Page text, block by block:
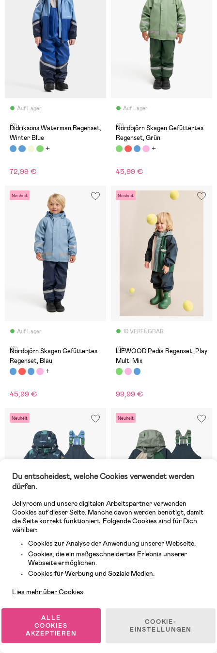
Auf Lager
(2)
Didriksons Waterman Regenset,
Winter Blue
72,99 €
Auf Lager
(0)
Nordbjörn Skagen Gefüttertes
Regenset, Grün
45,99 €
Neuheit
Auf Lager
(0)
Nordbjörn Skagen Gefüttertes
Regenset, Blau
45,99 €
Neuheit
10 VERFÜGBAR
(0)
LIEWOOD Pedia Regenset, Play
Multi Mix
99,99 €
Neuheit
7 VERFÜGBAR
LIEWOOD Manu Regenset,
Neuheit
9 VERFÜGBAR
(0)
LIEWOOD Manu Regenset, Play
Du entscheidest, welche Cookies verwendet werden
dürfen.
Jollyroom und unsere digitalen Arbeitspartner verwenden
Cookies auf dieser Seite. Manche davon werden benötigt, damit
die Seite korrekt funktioniert. Folgende Cookies sind für Dich
wählbar:
Cookies zur Analyse der Anwendung unserer Webseite.
Cookies, die ein maßgeschneidertes Erlebnis unserer
Webseite ermöglichen.
Cookies für Werbung und Soziale Medien.
Lies mehr über Cookies
ALLE
COOKIES
AKZEPTIEREN
COOKIE-
EINSTELLUNGEN